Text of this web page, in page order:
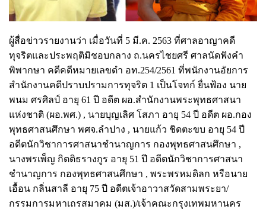
ผู้สื่อข่าวรายงานว่า เมื่อวันที่ 5 มี.ค. 2563 ที่ศาลอาญาคดี
ทุจริตและประพฤติมิชอบกลาง ถ.นครไชยศรี ศาลนัดฟังคำ
พิพากษา คดีคดีหมายเลขดำ อท.254/2561 ที่พนักงานอัยการ
สำนักงานคดีปราบปรามการทุจริต 1 เป็นโจทก์ ยื่นฟ้อง นาย
พนม ศรศิลป์ อายุ 61 ปี อดีต ผอ.สำนักงานพระพุทธศาสนา
แห่งชาติ (ผอ.พศ.) , นายบุญเลิศ โสภา อายุ 54 ปี อดีต ผอ.กอง
พุทธศาสนศึกษา พศจ.ลำปาง , นายแก้ว ชิดตะขบ อายุ 54 ปี
อดีตนักวิชาการศาสนาชำนาญการ กองพุทธศาสนศึกษา ,
นางพรเพ็ญ กิตติธรางกูร อายุ 51 ปี อดีตนักวิชาการศาสนา
ชำนาญการ กองพุทธศาสนศึกษา , พระพรหมดิลก หรือนาย
เอื้อน กลิ่นสาลี อายุ 75 ปี อดีตเจ้าอาวาสวัดสามพระยา/
กรรมการมหาเถรสมาคม (มส.)/เจ้าคณะกรุงเทพมหานคร